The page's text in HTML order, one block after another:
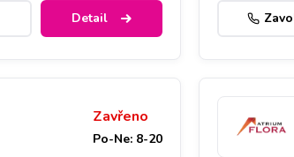
Detail
Zavřeno
Po-Ne: 8-20